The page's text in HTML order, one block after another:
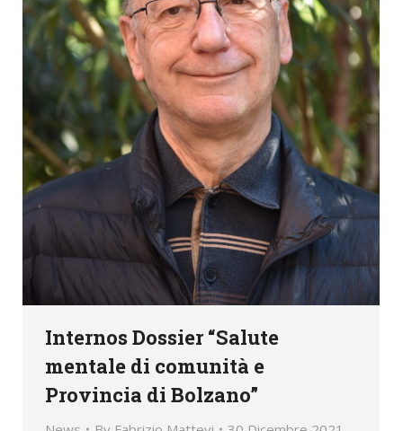
Internos Dossier “Salute
mentale di comunità e
Provincia di Bolzano”